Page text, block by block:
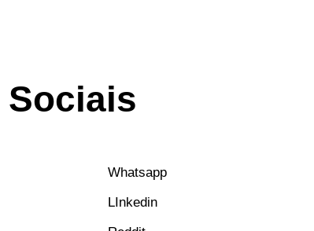
Sociais
Whatsapp
LInkedin